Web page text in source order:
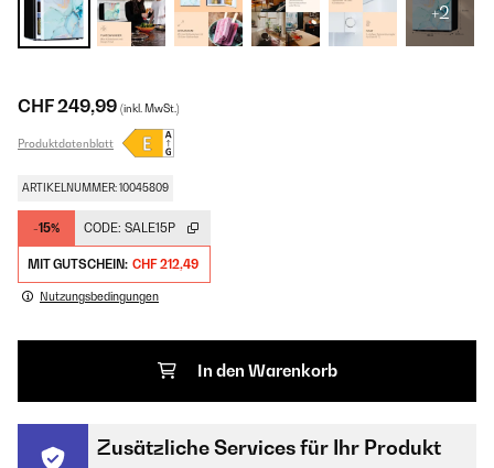
+2
CHF 249,99 (inkl. MwSt.)
Produktdatenblatt
ARTIKELNUMMER: 10045809
-15% CODE: SALE15P
MIT GUTSCHEIN: CHF 212,49
Nutzungsbedingungen
In den Warenkorb
Zusätzliche Services für Ihr Produkt